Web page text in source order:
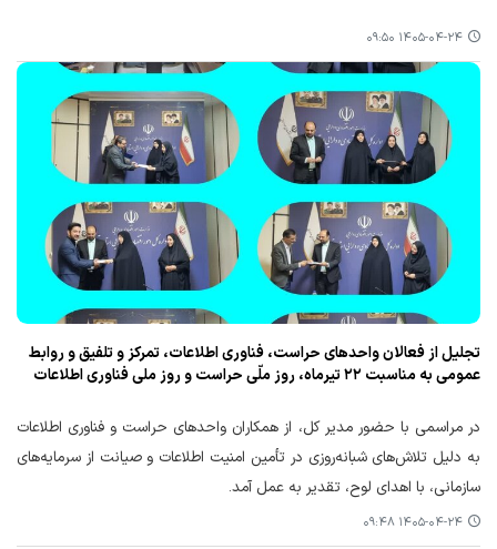
۱۴۰۵-۰۴-۲۴ ۰۹:۵۰
تجلیل از فعالان واحدهای حراست، فناوری اطلاعات، تمرکز و تلفیق و روابط
عمومی به مناسبت ۲۲ تیرماه، روز ملّی حراست و روز ملی فناوری اطلاعات
در مراسمی با حضور مدیر کل‌، از همکاران واحدهای حراست و فناوری اطلاعات
به دلیل تلاش‌های شبانه‌روزی در تأمین امنیت اطلاعات و صیانت از سرمایه‌های
سازمانی، با اهدای لوح، تقدیر به عمل آمد.
۱۴۰۵-۰۴-۲۴ ۰۹:۴۸